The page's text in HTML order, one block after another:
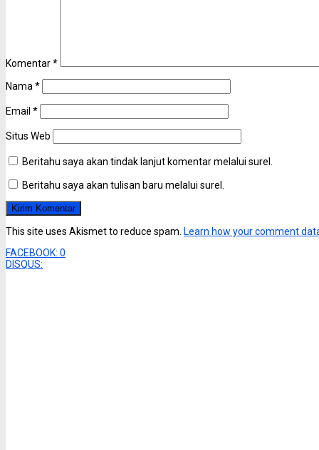
Komentar*
Nama *
Email *
Situs Web
Beritahu saya akan tindak lanjut komentar melalui surel.
Beritahu saya akan tulisan baru melalui surel.
This site uses Akismet to reduce spam. Learn how your comment
FACEBOOK: 0
DISQUS: